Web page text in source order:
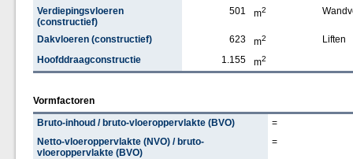
Verdiepingsvloeren
(constructief)
501 m2
Dakvloeren (constructief) 623 m2
Liften
Hoofddraagconstructie
1.155 m2
Vormfactoren
Bruto-inhoud / bruto-vloeroppervlakte (BVO)
=
Netto-vloeroppervlakte (NVO) / bruto-
vloeroppervlakte (BVO)
=